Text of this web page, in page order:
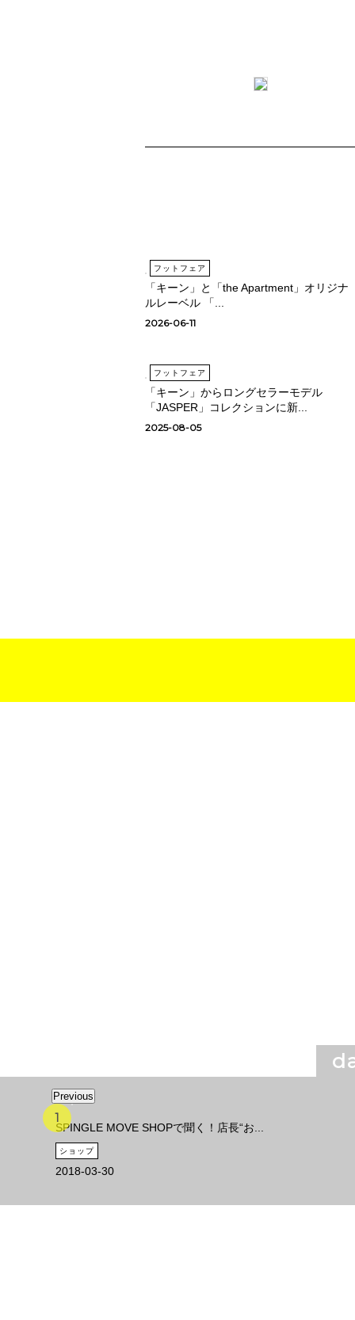
フットフェア
「キーン」と「the Apartment」オリジナ
ルレーベル 「...
2026-06-11
フットフェア
「キーン」からロングセラーモデル
「JASPER」コレクションに新...
2025-08-05
Previous
SPINGLE MOVE SHOPで聞く！店長“お...
ショップ
2018-03-30